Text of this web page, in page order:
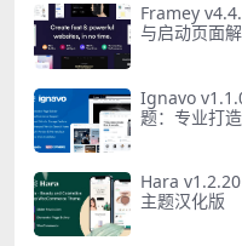
Framey
与启动页面
Ignavo
题：专业打
Hara
主题汉化版